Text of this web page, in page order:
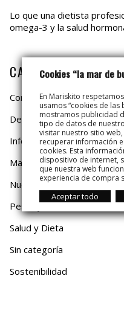
Lo que una dietista
omega-3 y la salud
CATEGORÍAS
Consejos
De Temporada
Información
Mariskito
Nuestro Mar
Pesca y Mar
Salud y Dieta
Sin categoría
Sostenibilidad
Cookies “la mar de
En Mariskito
usamos “cookies de las
mostramos publicidad
tipo de datos de
visitar nuestro sitio
recuperar información
cookies. Esta
dispositivo de internet,
que nuestra web
experiencia de compra
Aceptar todo